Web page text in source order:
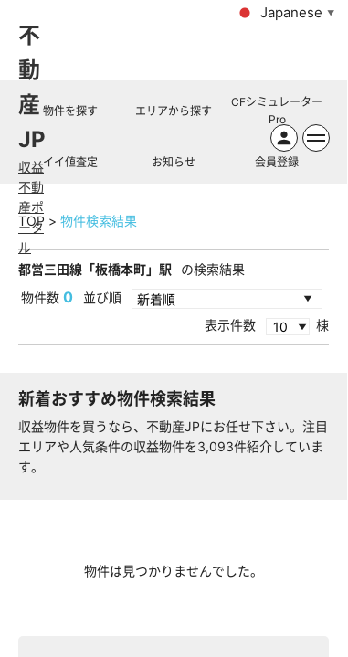
不
動
産
JP
収益
不動
産ポ
ータ
ル
Japanese ▼
物件を探す エリアから探す
CFシミュレーター
Pro
イイ値査定 お知らせ 会員登録
TOP 物件検索結果
都営三田線「板橋本町」駅
の検索結果
物件数 0
並び順
表示件数
棟
新着おすすめ物件検索結果
収益物件を買うなら、不動産JPにお任せ下さい。注目
エリアや人気条件の収益物件を3,093件紹介していま
す。
物件は見つかりませんでした。